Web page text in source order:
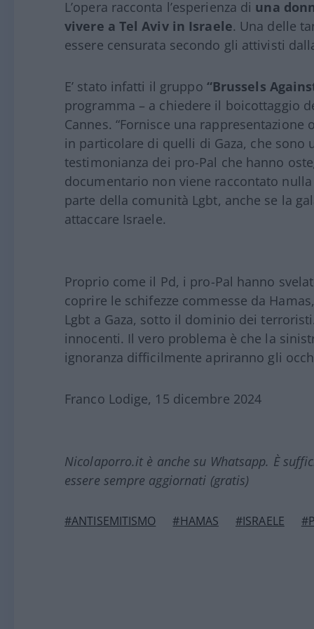
L’opera racconta l’esperienza di una
vivere a Tel Aviv in Israele. Una delle
essere censurata secondo gli attivisti
E’ stato infatti il gruppo “Brussels
programma – a chiedere il boicottaggio
Cannes. “Fornisce una
in particolare di quelli di Gaza, che sono
testimonianza dei pro-Pal che hanno
documentario non viene raccontato
parte della comunità Lgbt, anche se la
attaccare Israele.
Proprio come il Pd, i pro-Pal hanno
coprire le schifezze commesse da
Lgbt a Gaza, sotto il dominio dei
innocenti. Il vero problema è che la
ignoranza difficilmente apriranno gli
Franco Lodige, 15 dicembre 2024
Nicolaporro.it è anche su Whatsapp. È
essere sempre aggiornati (gratis)
#ANTISEMITISMO #HAMAS #ISRAELE